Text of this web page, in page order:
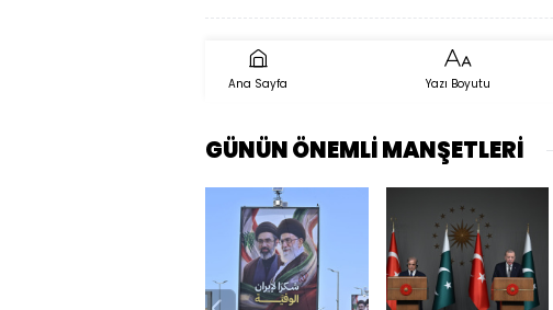
Ana Sayfa Yazı Boyutu
GÜNÜN ÖNEMLİ MANŞETLERİ